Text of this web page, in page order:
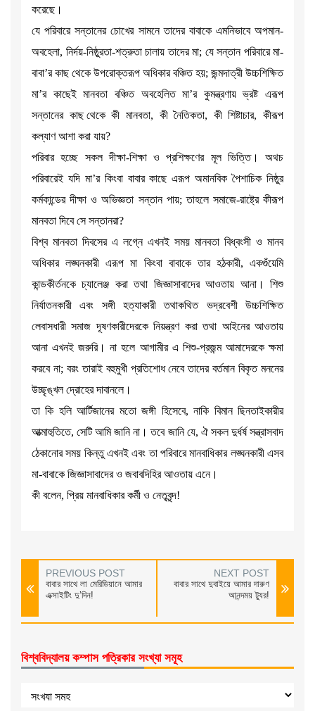
করেছে।
যে পরিবারে সন্তানের চোখের সামনে তাদের বাবাকে এমনিভাবে অপমান-
অবহেলা, নির্দয়-নিষ্ঠুরতা-শত্রুতা চালায় তাদের মা; যে সন্তান পরিবারে মা-
বাবা’র কাছ থেকে উপরোক্তরূপ অধিকার বঞ্চিত হয়; জন্মদাত্রী উচ্চশিক্ষিত
মা’র কাছেই মানবতা বঞ্চিত অবহেলিত মা’র কুমন্ত্রণায় ভ্রষ্ট এরূপ
সন্তানের কাছ থেকে কী মানবতা, কী নৈতিকতা, কী শিষ্টাচার, কীরূপ
কল্যাণ আশা করা যায়?
পরিবার হচ্ছে সকল দীক্ষা-শিক্ষা ও প্রশিক্ষণের মূল ভিত্তি। অথচ
পরিবারেই যদি মা’র কিংবা বাবার কাছে এরূপ অমানবিক পৈশাচিক নিষ্ঠুর
কর্মকান্ডের দীক্ষা ও অভিজ্ঞতা সন্তান পায়; তাহলে সমাজে-রাষ্ট্রে কীরূপ
মানবতা দিবে সে সন্তানরা?
বিশ্ব মানবতা দিবসের এ লগ্নে এখনই সময় মানবতা বিধ্বংসী ও মানব
অধিকার লঙ্ঘনকারী এরূপ মা কিংবা বাবাকে তার হঠকারী, একগুঁয়েমি
কান্ডকীর্তনকে চ্যালেঞ্জ করা তথা জিজ্ঞাসাবাদের আওতায় আনা। শিশু
নির্যাতনকারী এবং সঙ্গী হত্যাকারী তথাকথিত ভদ্রবেশী উচ্চশিক্ষিত
লেবাসধারী সমাজ দূষণকারীদেরকে নিয়ন্ত্রণ করা তথা আইনের আওতায়
আনা এখনই জরুরি। না হলে আগামীর এ শিশু-প্রজন্ম আমাদেরকে ক্ষমা
করবে না; বরং তারাই বহুমুখী প্রতিশোধ নেবে তাদের বর্তমান বিকৃত মননের
উচ্ছৃঙ্খল দ্রোহের দাবানলে।
তা কি হলি আর্টিজানের মতো জঙ্গী হিসেবে, নাকি বিমান ছিনতাইকারীর
আত্মাহুতিতে, সেটি আমি জানি না। তবে জানি যে, ঐ সকল দুর্ধর্ষ সন্ত্রাসবাদ
ঠেকানোর সময় কিন্তু এখনই এবং তা পরিবারে মানবাধিকার লঙ্ঘনকারী এসব
মা-বাবাকে জিজ্ঞাসাবাদের ও জবাবদিহির আওতায় এনে।
কী বলেন, প্রিয় মানবাধিকার কর্মী ও নেতৃবৃন্দ!
PREVIOUS POST
বাবার সাথে লা মেরিডিয়ানে আমার
এক্সাইটিং দু’দিন!
NEXT POST
বাবার সাথে দুবাইয়ে আমার দারুণ
আনন্দময় ট্যুর!
বিশ্ববিদ্যালয় কম্পাস পত্রিকার সংখ্যা সমূহ